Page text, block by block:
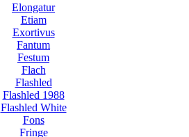
Elongatur
Etiam
Exortivus
Fantum
Festum
Flach
Flashled
Flashled 1988
Flashled White
Fons
Fringe